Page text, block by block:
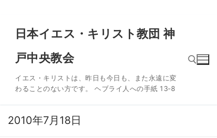
日本イエス・キリスト教団 神
戸中央教会
イエス・キリストは、昨日も今日も、また永遠に変
わることのない方です。 ヘブライ人への手紙 13‐8
2010年7月18日